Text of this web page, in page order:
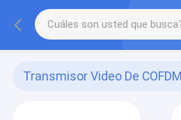
Transmisor Video De COFDM